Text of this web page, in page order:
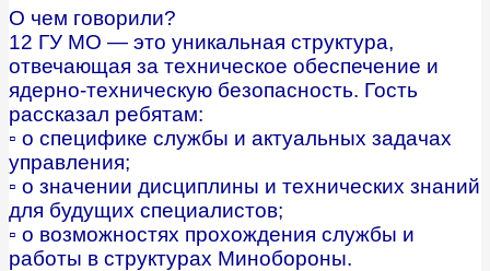
О чем говорили?
12 ГУ МО — это уникальная структура,
отвечающая за техническое обеспечение и
ядерно-техническую безопасность. Гость
рассказал ребятам:
▫️ о специфике службы и актуальных задачах
управления;
▫️ о значении дисциплины и технических знаний
для будущих специалистов;
▫️ о возможностях прохождения службы и
работы в структурах Минобороны.